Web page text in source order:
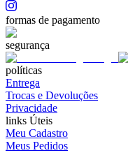
formas de pagamento
segurança
políticas
Entrega
Trocas e Devoluções
Privacidade
links Úteis
Meu Cadastro
Meus Pedidos